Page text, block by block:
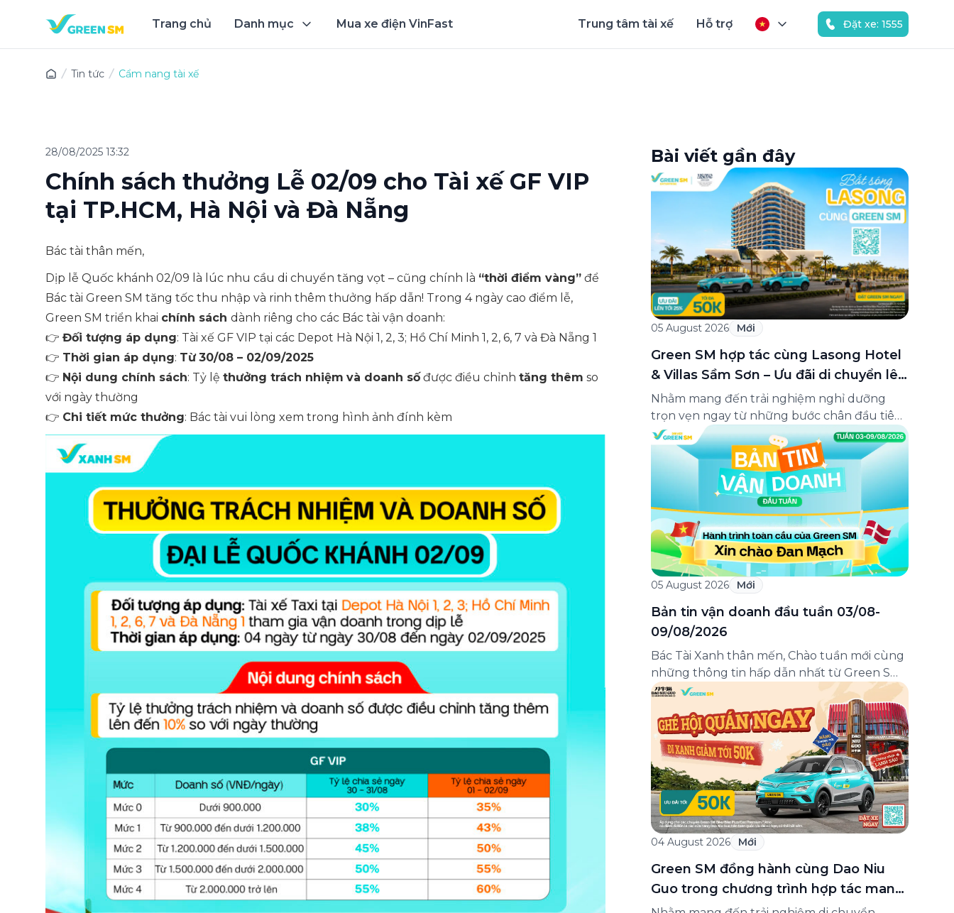
Trang chủ Danh mục Mua xe điện VinFast Trung tâm tài xế Hỗ trợ Đặt xe: 1555
Tin tức Cẩm nang tài xế
28/08/2025 13:32
Chính sách thưởng Lễ 02/09 cho Tài xế GF VIP
tại TP.HCM, Hà Nội và Đà Nẵng
Bác tài thân mến,
Dịp lễ Quốc khánh 02/09 là lúc nhu cầu di chuyển tăng vọt – cũng chính là “thời điểm vàng” để
Bác tài Green SM tăng tốc thu nhập và rinh thêm thưởng hấp dẫn! Trong 4 ngày cao điểm lễ,
Green SM triển khai chính sách dành riêng cho các Bác tài vận doanh:
👉 Đối tượng áp dụng: Tài xế GF VIP tại các Depot Hà Nội 1, 2, 3; Hồ Chí Minh 1, 2, 6, 7 và Đà Nẵng 1
👉 Thời gian áp dụng: Từ 30/08 – 02/09/2025
👉 Nội dung chính sách: Tỷ lệ thưởng trách nhiệm và doanh sốđược điều chỉnh tăng thêm so
với ngày thường
👉 Chi tiết mức thưởng: Bác tài vui lòng xem trong hình ảnh đính kèm
Bài viết gần đây
05 August 2026 Mới
Green SM hợp tác cùng Lasong Hotel
& Villas Sầm Sơn – Ưu đãi di chuyển lên
đến 25%
Nhằm mang đến trải nghiệm nghỉ dưỡng
trọn vẹn ngay từ những bước chân đầu tiên,
Green SM chính thức hợp tác cùng Lasong
Hotel & Villas Sầm Sơn triển khai chương
trình ưu đãi di chuyển dành riêng cho khách
hàng có điểm đón hoặc điểm đến tại khu
nghỉ dưỡng. Từ khoảnh khắc […]
05 August 2026 Mới
Bản tin vận doanh đầu tuần 03/08-
09/08/2026
Bác Tài Xanh thân mến, Chào tuần mới cùng
những thông tin hấp dẫn nhất từ Green SM
cùng bản tin vận doanh đầu tuần 03-09/08!
Từ câu chuyện đầy cảm hứng “Hành trình
toàn cầu của Green SM”, hướng dẫn phân
luồng di chuyển tại sân bay Nội Bài tới những
hướng dẫn chi […]
04 August 2026 Mới
Green SM đồng hành cùng Dao Niu
Guo trong chương trình hợp tác mang
đến trải nghiệm di chuyển thuận tiện